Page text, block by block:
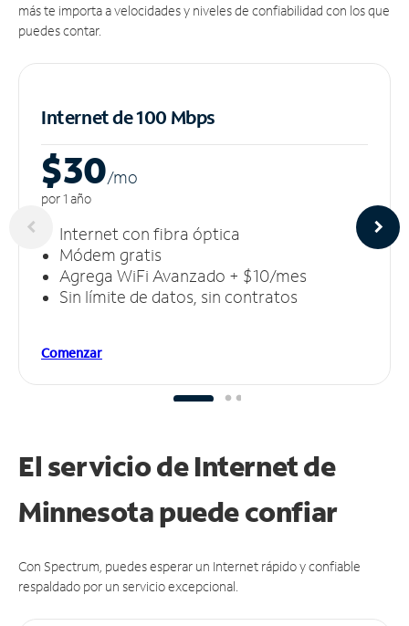
más te importa a velocidades y niveles de confiabilidad con los que
puedes contar.
Internet de 100 Mbps
$30/mo
por 1 año
Internet con fibra óptica
Módem gratis
Agrega WiFi Avanzado + $10/mes
Sin límite de datos, sin contratos
Comenzar
El servicio de Internet de
Minnesota puedeconfiar
Con Spectrum, puedes esperar un Internet rápido y confiable
respaldado por un servicio excepcional.